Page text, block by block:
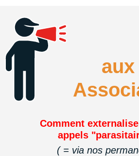
Comment
appels
( = via nos